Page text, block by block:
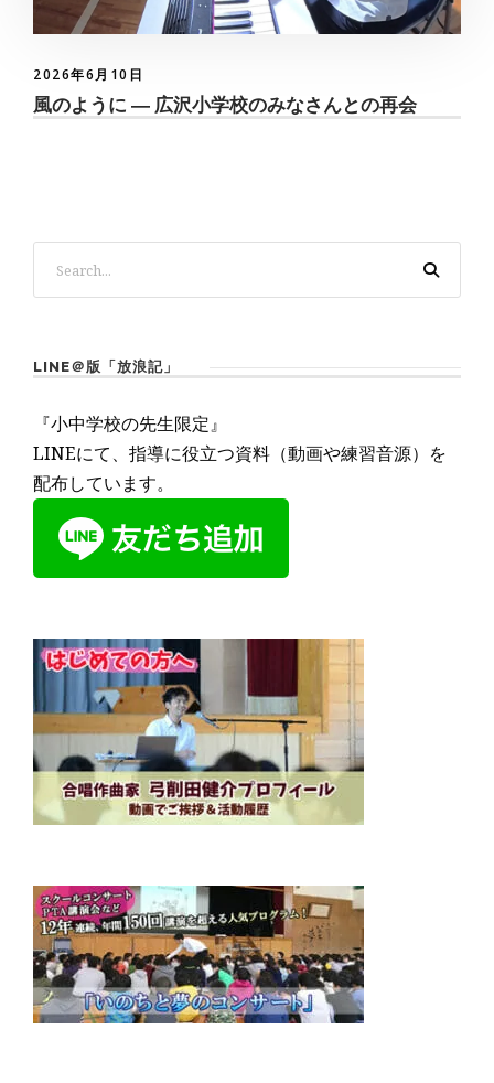
2026年6月10日
風のように ― 広沢小学校のみなさんとの再会
LINE＠版「放浪記」
『小中学校の先生限定』
LINEにて、指導に役立つ資料（動画や練習音源）を
配布しています。